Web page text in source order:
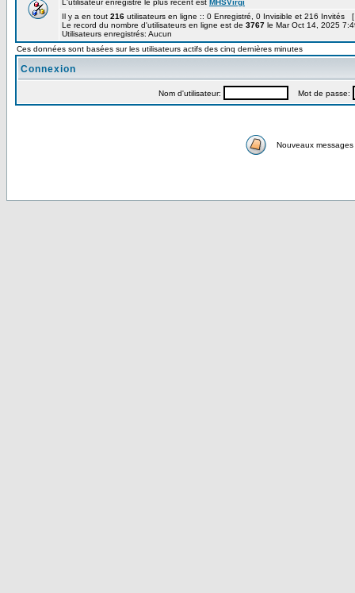
L'utilisateur enregistré le plus récent est MHSVirgi
Il y a en tout 216 utilisateurs en ligne :: 0 Enregistré, 0 Invisible et 216 Invités [
Le record du nombre d'utilisateurs en ligne est de 3767 le Mar Oct 14, 2025
Utilisateurs enregistrés: Aucun
Ces données sont basées sur les utilisateurs actifs des cinq dernières minutes
Connexion
Nom d'utilisateur: Mot de passe:
Nouveaux messages